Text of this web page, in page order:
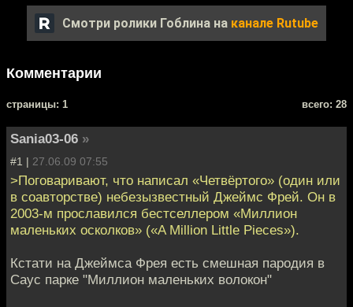
Смотри ролики Гоблина на канале Rutube
Комментарии
cтраницы: 1 всего: 28
Sania03-06 »
#1 | 27.06.09 07:55
>Поговаривают, что написал «Четвёртого» (один или
в соавторстве) небезызвестный Джеймс Фрей. Он в
2003-м прославился бестселлером «Миллион
маленьких осколков» («A Million Little Pieces»).
Кстати на Джеймса Фрея есть смешная пародия в
Саус парке "Миллион маленьких волокон"